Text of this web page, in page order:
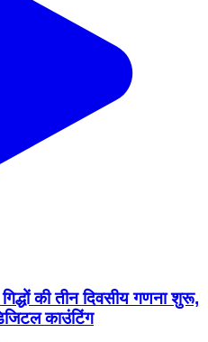
की तीन दिवसीय गणना शुरू,
काउंटिंग